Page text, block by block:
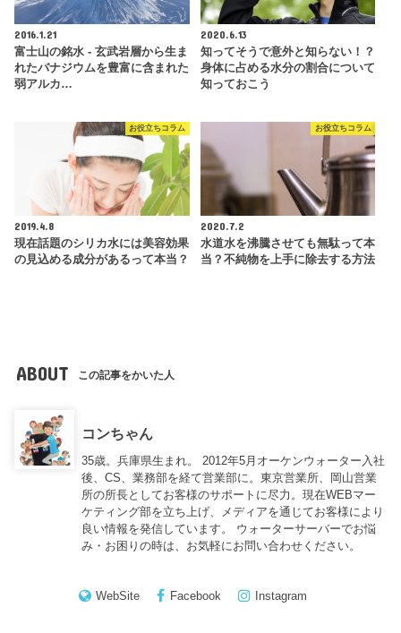
2016.1.21
富士山の銘水 - 玄武岩層から生ま
れたバナジウムを豊富に含まれた
弱アルカ…
2020.6.13
知ってそうで意外と知らない！？
身体に占める水分の割合について
知っておこう
お役立ちコラム
2019.4.8
現在話題のシリカ水には美容効果
の見込める成分があるって本当？
お役立ちコラム
2020.7.2
水道水を沸騰させても無駄って本
当？不純物を上手に除去する方法
ABOUT この記事をかいた人
コンちゃん
35歳。兵庫県生まれ。 2012年5月オーケンウォーター入社
後、CS、業務部を経て営業部に。東京営業所、岡山営業
所の所長としてお客様のサポートに尽力。現在WEBマー
ケティング部を立ち上げ、メディアを通じてお客様により
良い情報を発信しています。 ウォーターサーバーでお悩
み・お困りの時は、お気軽にお問い合わせください。
WebSite Facebook Instagram